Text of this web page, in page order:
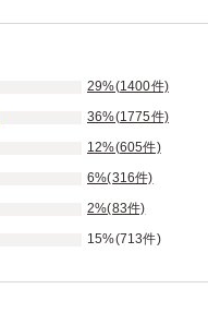
29%(1400件)
36%(1775件)
12%(605件)
6%(316件)
2%(83件)
15%(713件)